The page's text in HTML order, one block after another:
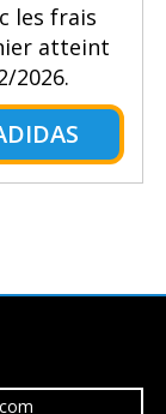
les frais
atteint
2026.